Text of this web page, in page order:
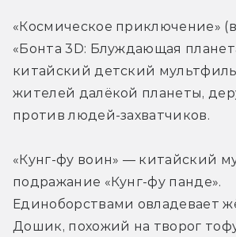
«Космическое приключение»
«Бонта 3D: Блуждающая
китайский детский
жителей далёкой планеты,
против людей-захватчиков.
«Кунг-фу воин» — китайский
подражание «Кунг-фу панде».
Единоборствами овладевает
Дошик, похожий на творог